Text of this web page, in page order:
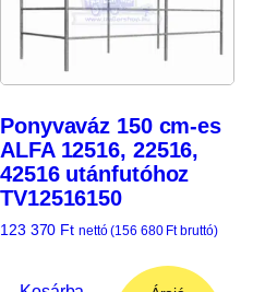
Ponyvaváz 150 cm-es
ALFA 12516, 22516,
42516 utánfutóhoz
TV12516150
123 370 Ft nettó (156 680 Ftbruttó)